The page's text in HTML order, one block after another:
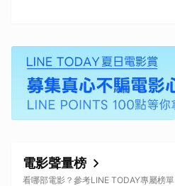
電影聲量榜
看哪部電影？參考LINE TODAY專屬榜單